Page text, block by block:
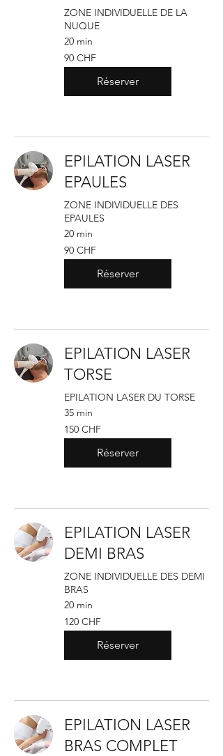
ZONE INDIVIDUELLE DE LA
NUQUE
20 min
90
francs
suisses
90 CHF
Réserver
EPILATION LASER
EPAULES
ZONE INDIVIDUELLE DES
EPAULES
20 min
90
francs
suisses
90 CHF
Réserver
EPILATION LASER
TORSE
EPILATION LASER DU TORSE
35 min
150
francs
suisses
150 CHF
Réserver
EPILATION LASER
DEMI BRAS
ZONE INDIVIDUELLE DES DEMI
BRAS
20 min
120
francs
suisses
120 CHF
Réserver
EPILATION LASER
BRAS COMPLET